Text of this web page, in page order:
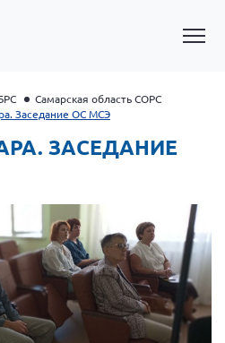
Кичигина Н. Ф.
Самарская область СОРС
Заседание ОС МСЭ
ЗАСЕДАНИЕ